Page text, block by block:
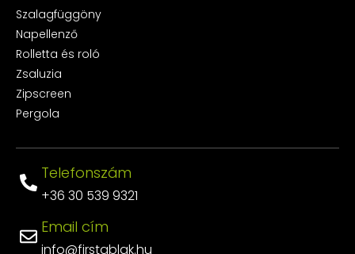
Szalagfüggöny
Napellenző
Rolletta és roló
Zsaluzia
Zipscreen
Pergola
+36 30 539 9321
Telefonszám
info@firstablak.hu
Email cím